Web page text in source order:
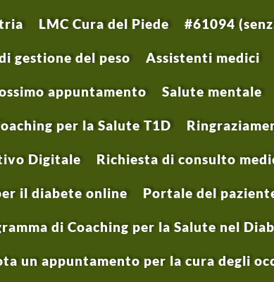
LMC Cura del Piede #61094
gestione del peso Assistenti medici
appuntamento Salute mentale
per la Salute T1D
Digitale Richiesta di consulto
il diabete online Portale del
di Coaching per la Salute nel
un appuntamento per la cura degli